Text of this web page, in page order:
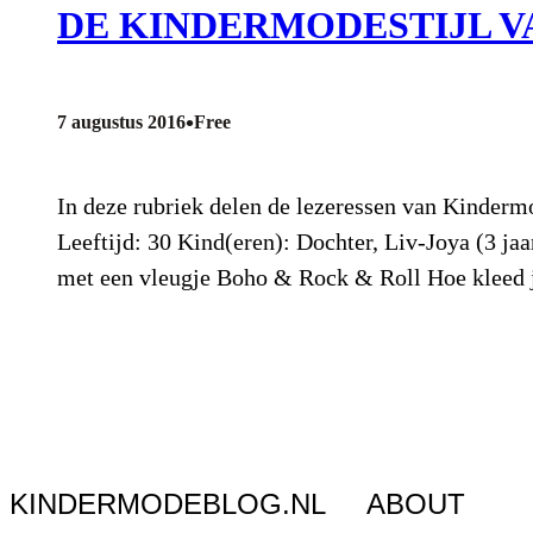
DE KINDERMODESTIJL
7 augustus 2016•Free
In deze rubriek delen de lezeressen van
Leeftijd: 30 Kind(eren): Dochter, Liv-Joya (3
met een vleugje Boho & Rock & Roll Hoe
KINDERMODEBLOG.NL ABOUT